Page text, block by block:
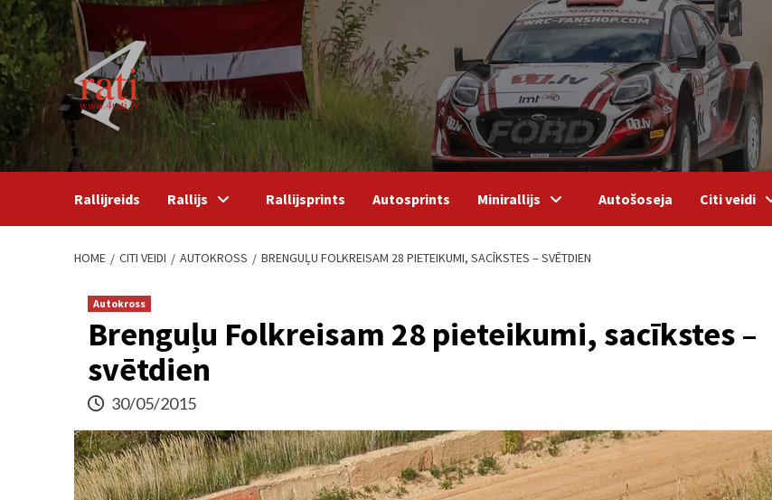
Skip
to
content
Rallijreids Rallijs Rallijsprints Autosprints Minirallijs Autošoseja Citi veidi
HOME CITI VEIDI AUTOKROSS BRENGUĻU FOLKREISAM 28 PIETEIKUMI, SACĪKSTES – SVĒTDIEN
Autokross
Brenguļu Folkreisam 28 pieteikumi, sacīkstes –
svētdien
30/05/2015